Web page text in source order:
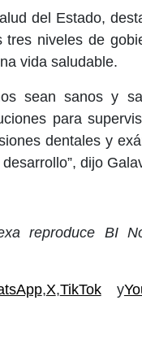
del Estado,
niveles de
vida saludable.
sean sanos y
para
dentales y
dijo
reproduce BI
,X,TikToky